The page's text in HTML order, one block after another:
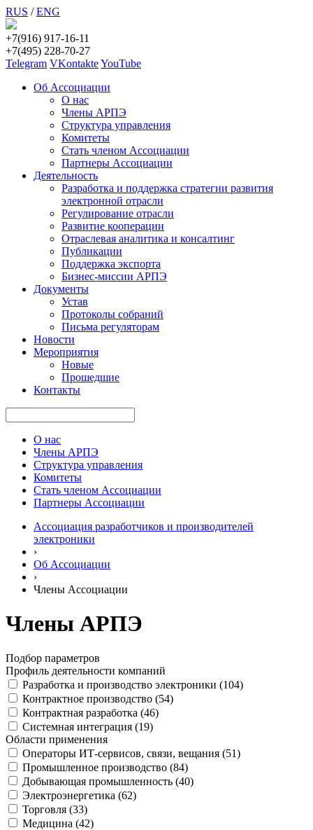
RUS /ENG
+7(916) 917-16-11
+7(495) 228-70-27
Telegram VKontakteYouTube
Об Ассоциации
О нас
Члены АРПЭ
Структура управления
Комитеты
Стать членом Ассоциации
Партнеры Ассоциации
Деятельность
Разработка и поддержка стратегии развития
электронной отрасли
Регулирование отрасли
Развитие кооперации
Отраслевая аналитика и консалтинг
Публикации
Поддержка экспорта
Бизнес-миссии АРПЭ
Документы
Устав
Протоколы собраний
Письма регуляторам
Новости
Мероприятия
Новые
Прошедшие
Контакты
О нас
Члены АРПЭ
Структура управления
Комитеты
Стать членом Ассоциации
Партнеры Ассоциации
Ассоциация разработчиков и производителей
электроники
›
Об Ассоциации
›
Члены Ассоциации
Члены АРПЭ
Подбор параметров
Профиль деятельности компаний
Разработка и производство электроники (104)
Контрактное производство (54)
Контрактная разработка (46)
Системная интеграция (19)
Области применения
Операторы ИТ-сервисов, связи, вещания (51)
Промышленное производство (84)
Добывающая промышленность (40)
Электроэнергетика (62)
Торговля (33)
Медицина (42)